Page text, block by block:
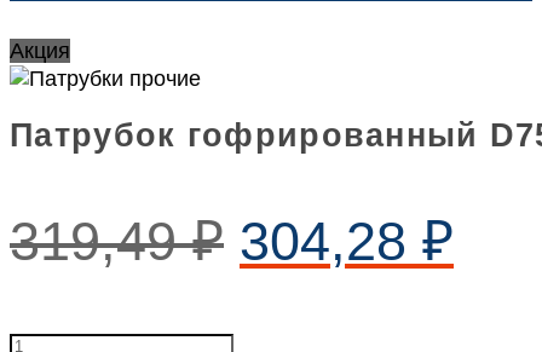
Акция
Патрубок гофрированный
319,49₽ 304,28 ₽
Патрубок